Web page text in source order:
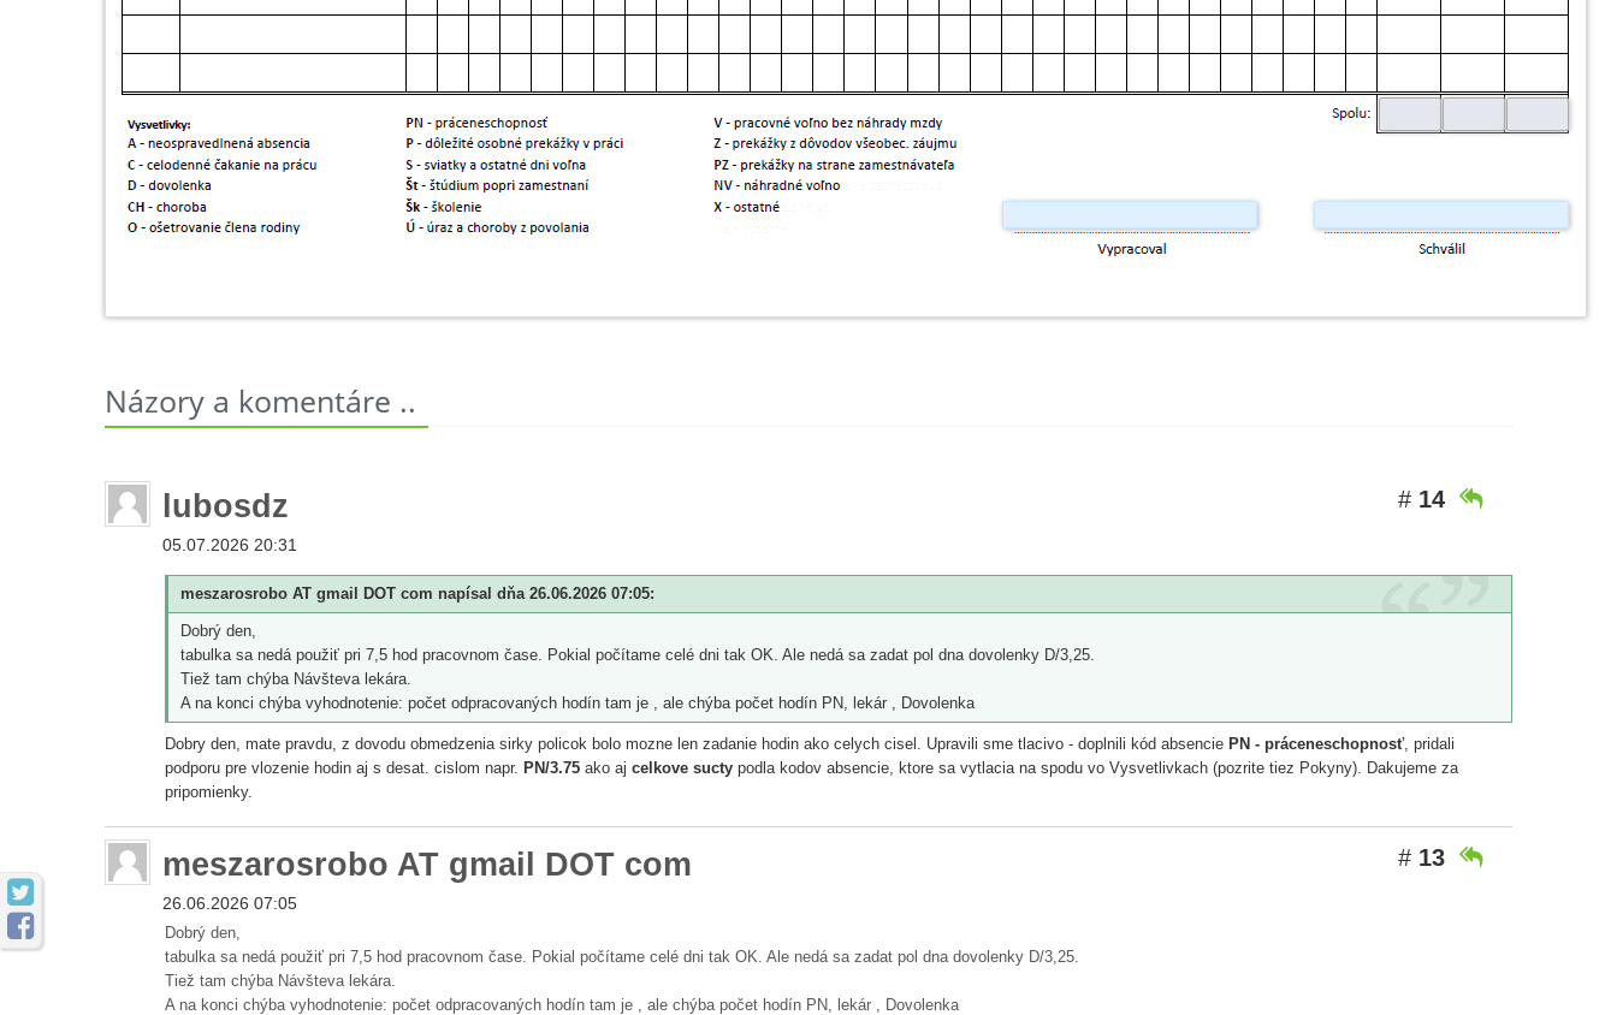


Názory a komentáre ..
lubosdz
05.07.2026 20:31
# 14 
meszarosrobo AT gmail DOT com napísal dňa 26.06.2026 07:05:
Dobrý den,
tabulka sa nedá použiť pri 7,5 hod pracovnom čase. Pokial počítame celé dni tak OK. Ale nedá sa zadat pol dna dovolenky D/3,25.
Tiež tam chýba Návšteva lekára.
A na konci chýba vyhodnotenie: počet odpracovaných hodín tam je , ale chýba počet hodín PN, lekár , Dovolenka
Dobry den, mate pravdu, z dovodu obmedzenia sirky policok bolo mozne len zadanie hodin ako celych cisel. Upravili sme tlacivo - doplnili kód absencie PN - práceneschopnosť, pridali
podporu pre vlozenie hodin aj s desat. cislom napr. PN/3.75 ako aj celkove sucty podla kodov absencie, ktore sa vytlacia na spodu vo Vysvetlivkach (pozrite tiez Pokyny). Dakujeme za
pripomienky.
meszarosrobo AT gmail DOT com
26.06.2026 07:05
# 13 
Dobrý den,
tabulka sa nedá použiť pri 7,5 hod pracovnom čase. Pokial počítame celé dni tak OK. Ale nedá sa zadat pol dna dovolenky D/3,25.
Tiež tam chýba Návšteva lekára.
A na konci chýba vyhodnotenie: počet odpracovaných hodín tam je , ale chýba počet hodín PN, lekár , Dovolenka